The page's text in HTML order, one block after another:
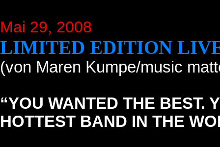
Mai 29, 2008
LIMITED EDITION
(von Maren Kumpe/music
“YOU WANTED THE BEST.
HOTTEST BAND IN THE